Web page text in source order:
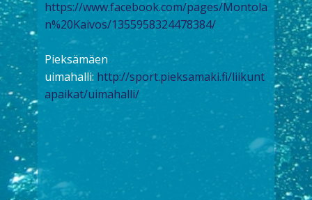
https://www.facebook.com/pages/Montola
n%20Kaivos/1355958324478384/
Pieksämäen
uimahalli: http://sport.pieksamaki.fi/liikunt
apaikat/uimahalli/